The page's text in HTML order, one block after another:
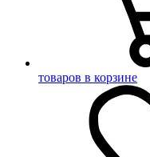
товаров в корзине